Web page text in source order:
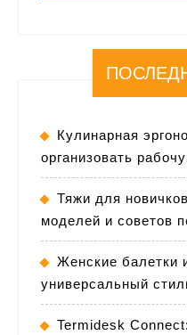
Кулинарная
организовать
Тяжи для
моделей и советов
Женские балетки
универсальный
Termidesk